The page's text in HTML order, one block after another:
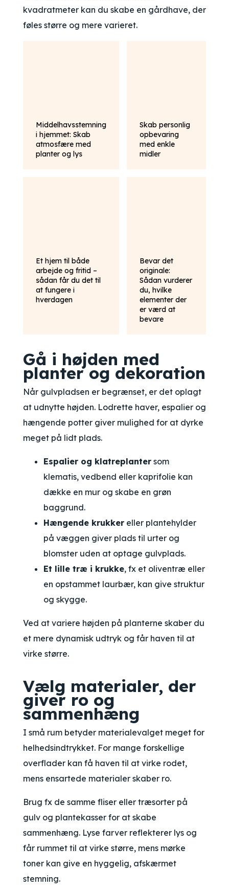
kvadratmeter kan du skabe en gårdhave, der
føles større og mere varieret.
Middelhavsstemning
i hjemmet: Skab
atmosfære med
planter og lys
Skab personlig
opbevaring
med enkle
midler
Et hjem til både
arbejde og fritid –
sådan får du det til
at fungere i
hverdagen
Bevar det
originale:
Sådan vurderer
du, hvilke
elementer der
er værd at
bevare
Gå i højden med
planter og dekoration
Når gulvpladsen er begrænset, er det oplagt
at udnytte højden. Lodrette haver, espalier og
hængende potter giver mulighed for at dyrke
meget på lidt plads.
Espalier og klatreplanter som
klematis, vedbend eller kaprifolie kan
dække en mur og skabe en grøn
baggrund.
Hængende krukker eller plantehylder
på væggen giver plads til urter og
blomster uden at optage gulvplads.
Et lille træ i krukke, fx et oliventræ eller
en opstammet laurbær, kan give struktur
og skygge.
Ved at variere højden på planterne skaber du
et mere dynamisk udtryk og får haven til at
virke større.
Vælg materialer, der
giver ro og
sammenhæng
I små rum betyder materialevalget meget for
helhedsindtrykket. For mange forskellige
overflader kan få haven til at virke rodet,
mens ensartede materialer skaber ro.
Brug fx de samme fliser eller træsorter på
gulv og plantekasser for at skabe
sammenhæng. Lyse farver reflekterer lys og
får rummet til at virke større, mens mørke
toner kan give en hyggelig, afskærmet
stemning.